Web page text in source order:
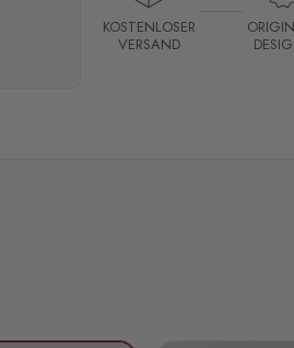
KOSTENLOSER
VERSAND